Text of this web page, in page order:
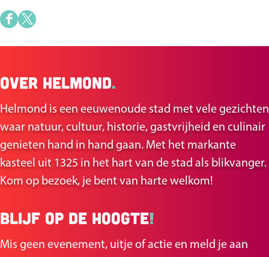
D
e
l
e
z
e
p
a
i
n
D
e
l
e
z
e
p
a
i
n
Over Helmond.
Helmond is een eeuwenoude stad met vele gezichten
waar natuur, cultuur, historie, gastvrijheid en culinair
genieten hand in hand gaan. Met het markante
kasteel uit 1325 in het hart van de stad als blikvanger.
Kom op bezoek, je bent van harte welkom!
Blijf op de hoogte!
Mis geen evenement, uitje of actie en meld je aan